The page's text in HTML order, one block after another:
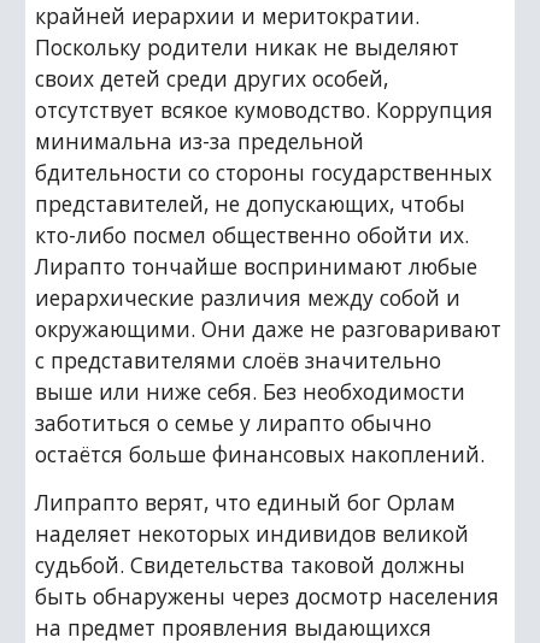
крайней иерархии и меритократии.
Поскольку родители никак не выделяют
своих детей среди других особей,
отсутствует всякое кумоводство. Коррупция
минимальна из-за предельной
бдительности со стороны государственных
представителей, не допускающих, чтобы
кто-либо посмел общественно обойти их.
Лирапто тончайше воспринимают любые
иерархические различия между собой и
окружающими. Они даже не разговаривают
с представителями слоёв значительно
выше или ниже себя. Без необходимости
заботиться о семье у лирапто обычно
остаётся больше финансовых накоплений.
Липрапто верят, что единый бог Орлам
наделяет некоторых индивидов великой
судьбой. Свидетельства таковой должны
быть обнаружены через досмотр населения
на предмет проявления выдающихся